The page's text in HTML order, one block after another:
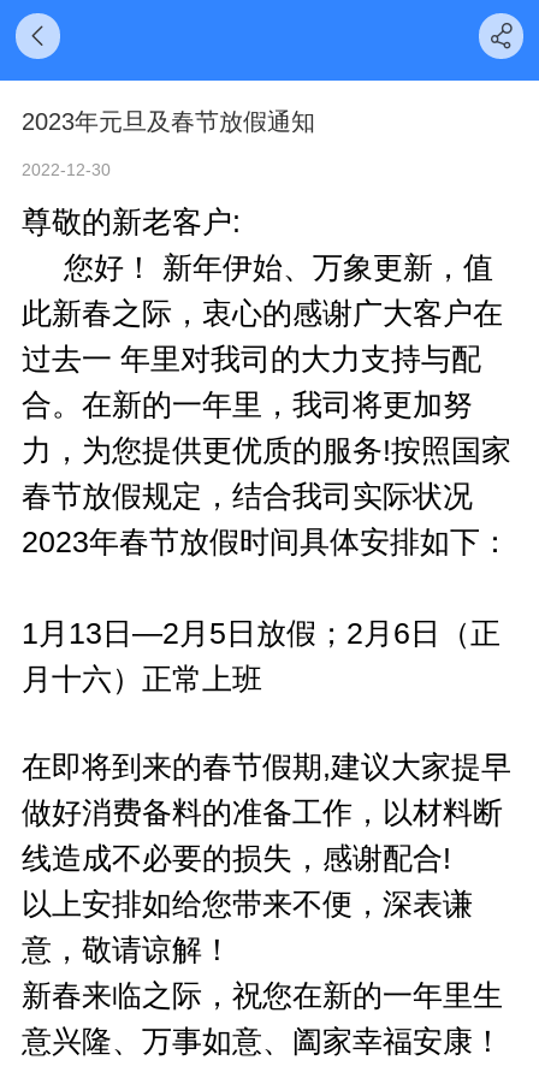
2023年元旦及春节放假通知
2022-12-30
尊敬的新老客户:
您好！ 新年伊始、万象更新，值
此新春之际，衷心的感谢广大客户在
过去一 年里对我司的大力支持与配
合。在新的一年里，我司将更加努
力，为您提供更优质的服务!按照国家
春节放假规定，结合我司实际状况
2023年春节放假时间具体安排如下：
1月13日—2月5日放假；2月6日（正
月十六）正常上班
在即将到来的春节假期,建议大家提早
做好消费备料的准备工作，以材料断
线造成不必要的损失，感谢配合!
以上安排如给您带来不便，深表谦
意，敬请谅解！
新春来临之际，祝您在新的一年里生
意兴隆、万事如意、阖家幸福安康！